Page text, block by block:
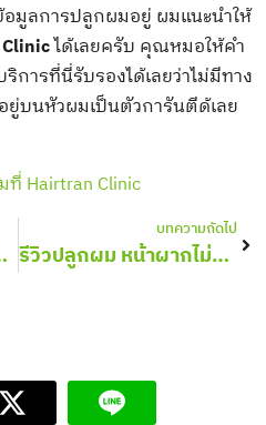
มูลการปลูกผมอยู่ ผมแนะนำให้
ได้เลยครับ คุณหมอให้คำ
การที่นี่รับรองได้เลยว่าไม่มีทาง
บนหัวผมเป็นตัวการันตีด้เลย
Hairtran Clinic
ด้จริงไหม?
บทความถัดไป
รีวิวปลูกผม หน้าผากไม่สวย ทรงเหลี่ยม แก้ได้ด้วยการปลูกผม